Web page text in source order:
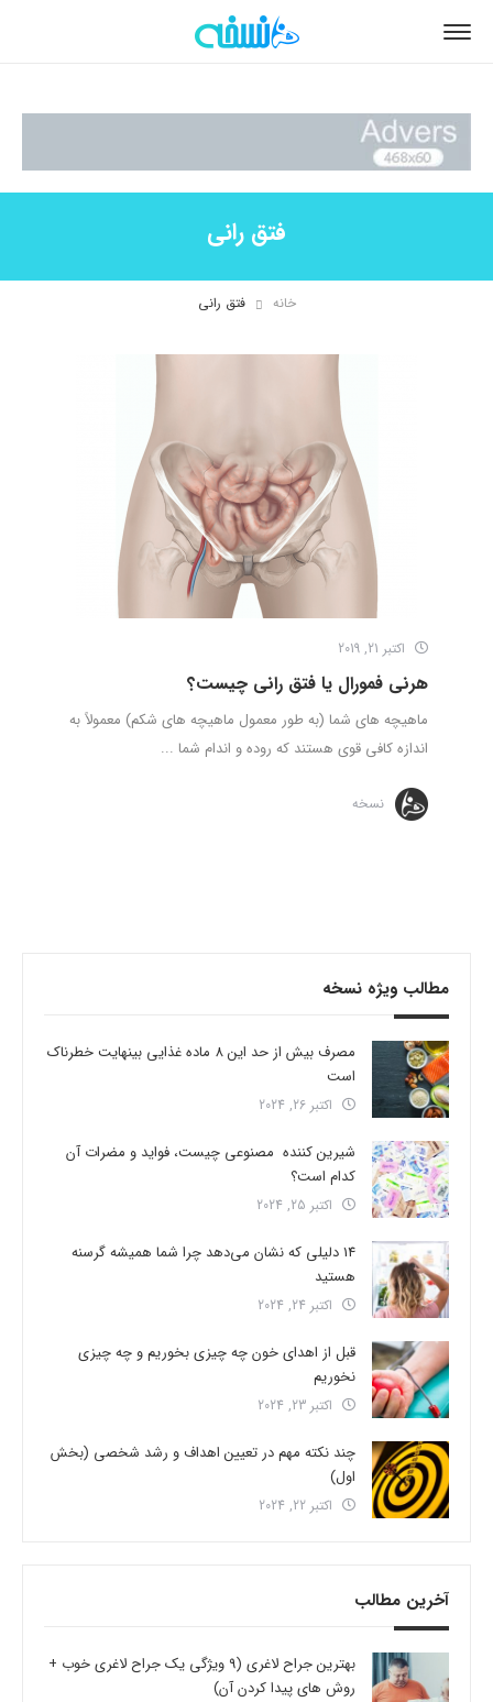
فتق رانی
خانه فتق رانی
اکتبر 21, 2019
هرنی فمورال یا فتق رانی چیست؟
ماهیچه های شما (به طور معمول ماهیچه های شکم) معمولاً به
اندازه کافی قوی هستند که روده و اندام شما ...
نسخه
مطالب ویژه نسخه
مصرف بیش از حد این 8 ماده غذایی بینهایت خطرناک
است
اکتبر 26, 2024
شیرین کننده مصنوعی چیست، فواید و مضرات آن
کدام است؟
اکتبر 25, 2024
14 دلیلی که نشان می‌دهد چرا شما همیشه گرسنه
هستید
اکتبر 24, 2024
قبل از اهدای خون چه چیزی بخوریم و چه چیزی
نخوریم
اکتبر 23, 2024
چند نکته مهم در تعیین اهداف و رشد شخصی (بخش
اول)
اکتبر 22, 2024
آخرین مطالب
بهترین جراح لاغری (9 ویژگی یک جراح لاغری خوب +
روش های پیدا کردن آن)